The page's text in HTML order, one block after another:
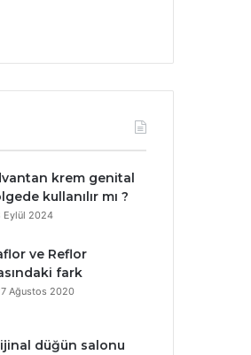
krem genital
kullanılır mı ?
Eylül 2024
ve Reflor
fark
Ağustos 2020
düğün salonu